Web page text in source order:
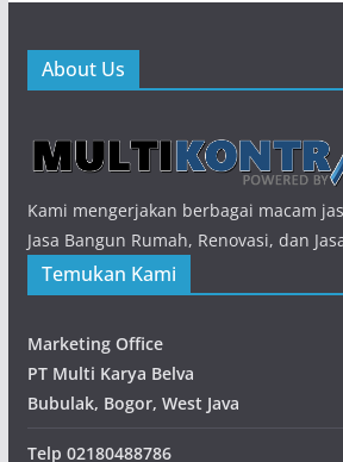
About Us
Kami mengerjakan berbagai macam
Jasa Bangun Rumah, Renovasi, dan
Temukan Kami
Marketing Office
PT Multi Karya Belva
Bubulak, Bogor, West Java
Telp 02180488786